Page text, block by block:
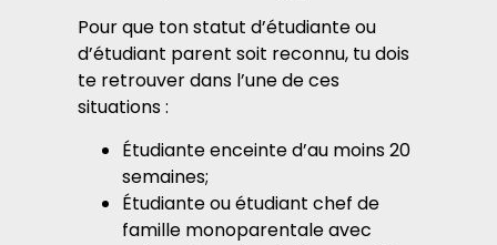
Pour que ton statut d’étudiante ou
d’étudiant parent soit reconnu, tu dois
te retrouver dans l’une de ces
situations :
Étudiante enceinte d’au moins 20
semaines;
Étudiante ou étudiant chef de
famille monoparentale avec